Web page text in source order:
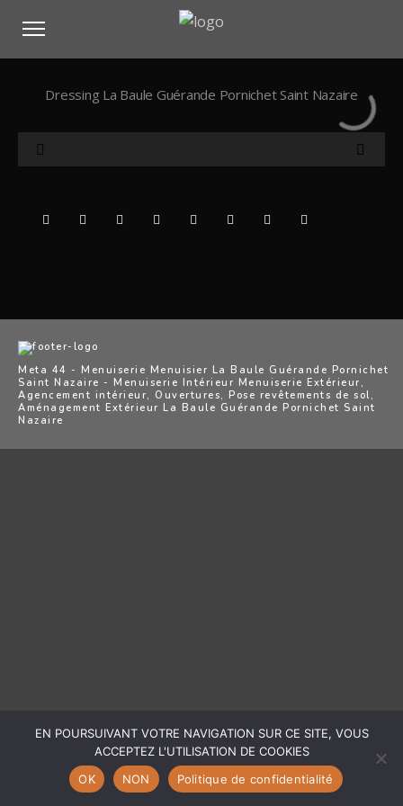
Dressing La Baule Guérande Pornichet Saint Nazaire
Meta 44 - Menuiserie Menuisier La Baule Guérande Pornichet
Saint Nazaire - Menuiserie Intérieur Menuiserie Extérieur,
Agencement intérieur, Ouvertures, Pose revêtements de sol,
Aménagement Extérieur La Baule Guérande Pornichet Saint
Nazaire
EN POURSUIVANT VOTRE NAVIGATION SUR CE SITE, VOUS
ACCEPTEZ L'UTILISATION DE COOKIES
OK
NON Politique de confidentialité